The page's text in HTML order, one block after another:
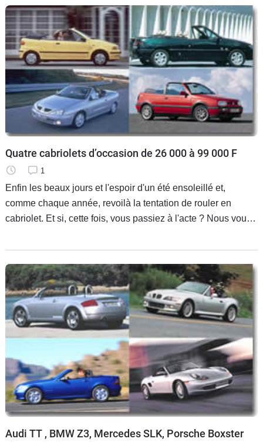
exacerbant le symbole de statut social des berlines grandes
routières dont ils sont extrapolés. Un panorama exhaustif de
l’offre entre 1995 et 2000, mais une sélection draconienne
des motorisations, principalement sur les millésimes 1998 et
1999.
Quatre cabriolets d’occasion de 26 000 à 99 000 F
1
Enfin les beaux jours et l'espoir d'un été ensoleillé et,
comme chaque année, revoilà la tentation de rouler en
cabriolet. Et si, cette fois, vous passiez à l'acte ? Nous vous
Audi TT , BMW Z3, Mercedes SLK, Porsche Boxster